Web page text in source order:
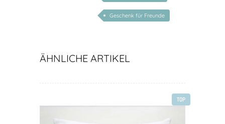
Geschenk für Freunde
ÄHNLICHE ARTIKEL
TOP